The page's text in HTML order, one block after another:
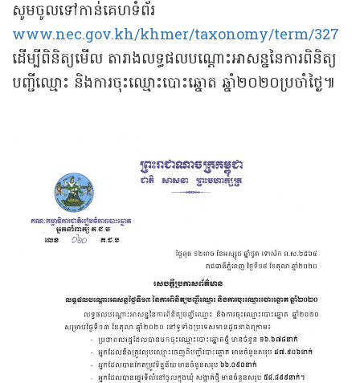
សូមចូលទៅកាន់គេហទំព័រ
www.nec.gov.kh/khmer/taxonomy/term/327
ដើម្បីពិនិត្យមើល តារាងលទ្ធផលបណ្តោះអាសន្ននៃការពិនិត្យ
បញ្ជីឈ្មោះ និងការចុះឈ្មោះបោះឆ្នោត ឆ្នាំ២០២០ប្រចាំថ្ងៃ៕